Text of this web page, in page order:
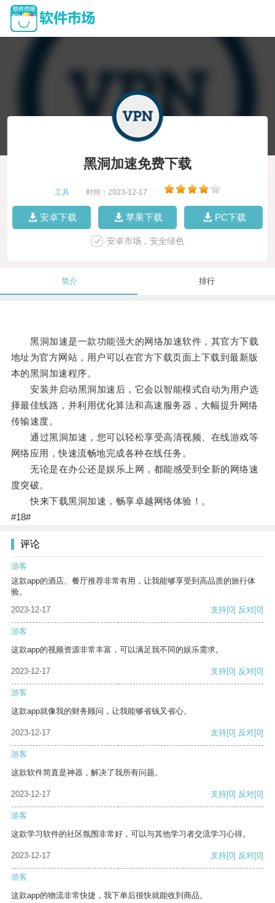
黑洞加速免费下载
工具 时间：2023-12-17
安卓下载 苹果下载 PC下载
安卓市场，安全绿色
简介 排行
黑洞加速是一款功能强大的网络加速软件，其官方下载
地址为官方网站，用户可以在官方下载页面上下载到最新版
本的黑洞加速程序。
安装并启动黑洞加速后，它会以智能模式自动为用户选
择最佳线路，并利用优化算法和高速服务器，大幅提升网络
传输速度。
通过黑洞加速，您可以轻松享受高清视频、在线游戏等
网络应用，快速流畅地完成各种在线任务。
无论是在办公还是娱乐上网，都能感受到全新的网络速
度突破。
快来下载黑洞加速，畅享卓越网络体验！。
#18#
评论
游客
这款app的酒店、餐厅推荐非常有用，让我能够享受到高品质的旅行体
验。
2023-12-17
支持[0] 反对[0]
游客
这款app的视频资源非常丰富，可以满足我不同的娱乐需求。
2023-12-17 支持[0] 反对[0]
游客
这款app就像我的财务顾问，让我能够省钱又省心。
2023-12-17 支持[0] 反对[0]
游客
这款软件简直是神器，解决了我所有问题。
2023-12-17 支持[0] 反对[0]
游客
这款学习软件的社区氛围非常好，可以与其他学习者交流学习心得。
2023-12-17 支持[0] 反对[0]
游客
这款app的物流非常快捷，我下单后很快就能收到商品。